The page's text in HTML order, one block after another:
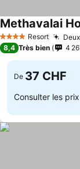
4 Étoiles Resort
Methavalai
8,4 Très bien 4
De 37 CHF
Consulter les